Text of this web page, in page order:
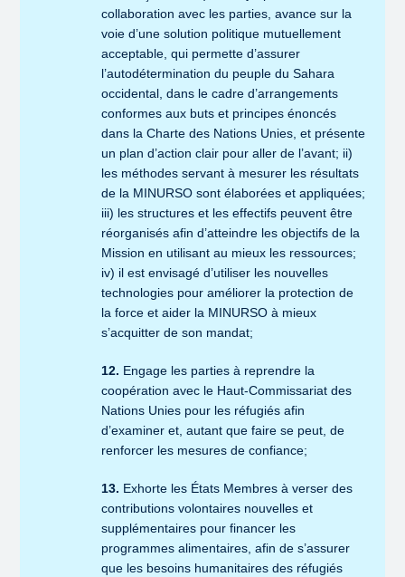
collaboration avec les parties, avance sur la
voie d’une solution politique mutuellement
acceptable, qui permette d’assurer
l’autodétermination du peuple du Sahara
occidental, dans le cadre d’arrangements
conformes aux buts et principes énoncés
dans la Charte des Nations Unies, et présente
un plan d’action clair pour aller de l’avant; ii)
les méthodes servant à mesurer les résultats
de la MINURSO sont élaborées et appliquées;
iii) les structures et les effectifs peuvent être
réorganisés afin d’atteindre les objectifs de la
Mission en utilisant au mieux les ressources;
iv) il est envisagé d’utiliser les nouvelles
technologies pour améliorer la protection de
la force et aider la MINURSO à mieux
s’acquitter de son mandat;
12. Engage les parties à reprendre la
coopération avec le Haut-Commissariat des
Nations Unies pour les réfugiés afin
d’examiner et, autant que faire se peut, de
renforcer les mesures de confiance;
13. Exhorte les États Membres à verser des
contributions volontaires nouvelles et
supplémentaires pour financer les
programmes alimentaires, afin de s’assurer
que les besoins humanitaires des réfugiés